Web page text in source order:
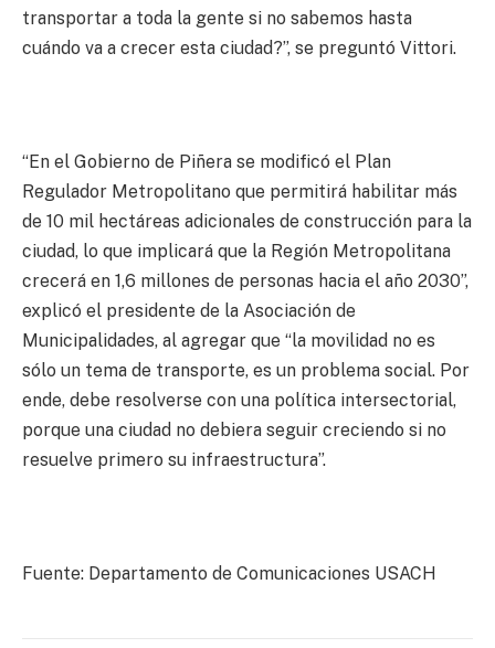
transportar a toda la gente si no sabemos hasta
cuándo va a crecer esta ciudad?”, se preguntó Vittori.
“En el Gobierno de Piñera se modificó el Plan
Regulador Metropolitano que permitirá habilitar más
de 10 mil hectáreas adicionales de construcción para la
ciudad, lo que implicará que la Región Metropolitana
crecerá en 1,6 millones de personas hacia el año 2030”,
explicó el presidente de la Asociación de
Municipalidades, al agregar que “la movilidad no es
sólo un tema de transporte, es un problema social. Por
ende, debe resolverse con una política intersectorial,
porque una ciudad no debiera seguir creciendo si no
resuelve primero su infraestructura”.
Fuente: Departamento de Comunicaciones USACH